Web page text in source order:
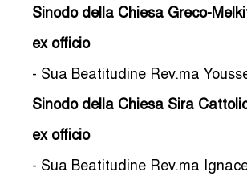
Sinodo della Chiesa Greco-
ex officio
- Sua Beatitudine Rev.ma
Sinodo della Chiesa Sira
ex officio
- Sua Beatitudine Rev.ma